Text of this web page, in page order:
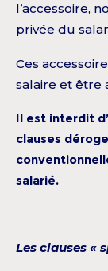
l’accessoire,
privée du
Ces
salaire et être
Il est interdit
clauses
salarié.
Les clauses «